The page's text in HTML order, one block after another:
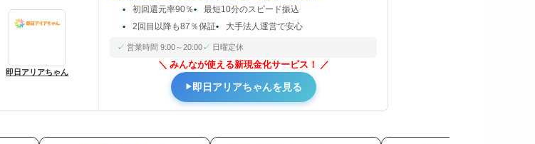
即日アリアちゃん
初回還元率90％
最短10分のスピード振込
2回目以降も87％保証
大手法人運営で安心
営業時間 9:00～20:00 日曜定休
みんなが使える新現金化サービス！
即日アリアちゃんを見る